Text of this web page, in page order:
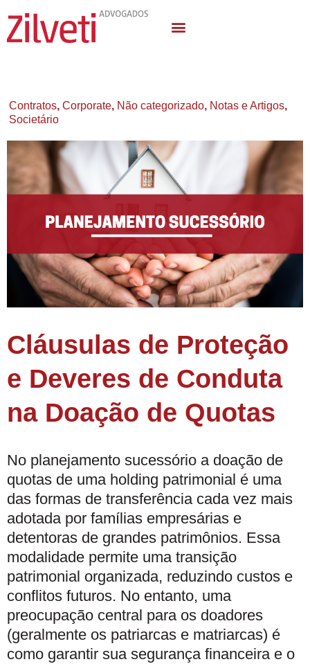
Contratos, Corporate, Não categorizado, Notas e Artigos,
Societário
Cláusulas de Proteção
e Deveres de Conduta
na Doação de Quotas
No planejamento sucessório a doação de
quotas de uma holding patrimonial é uma
das formas de transferência cada vez mais
adotada por famílias empresárias e
detentoras de grandes patrimônios. Essa
modalidade permite uma transição
patrimonial organizada, reduzindo custos e
conflitos futuros. No entanto, uma
preocupação central para os doadores
(geralmente os patriarcas e matriarcas) é
como garantir sua segurança financeira e o